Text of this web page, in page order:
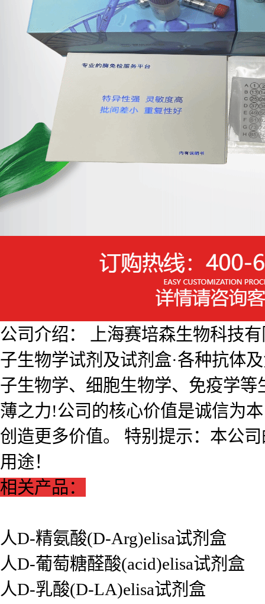
公司介绍： 上海赛培森生物科技有
子生物学试剂及试剂盒·各种抗体
子生物学、细胞生物学、免疫学
薄之力!公司的核心价值是诚信为
创造更多价值。 特别提示：本公
用途！
相关产品：
人D-精氨酸(D-Arg)elisa试剂盒
人D-葡萄糖醛酸(acid)elisa试剂盒
人D-乳酸(D-LA)elisa试剂盒